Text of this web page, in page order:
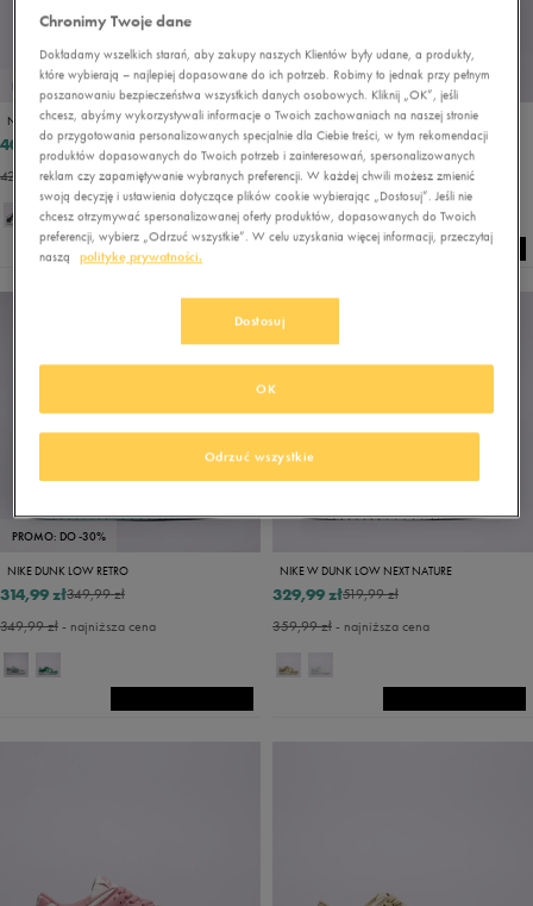
PROMO: DO -30%
NIKE DUNK HIGH RETRO
429,99 zł
408,49 zł
429,99 zł- najniższa cena
NIKE DUNK LOW
419,99 zł
249,99 zł
288,99 zł- najniższa cena
PROMO: DO -30%
NIKE DUNK LOW RETRO
349,99 zł
314,99 zł
349,99 zł- najniższa cena
NIKE W DUNK LOW NEXT NATURE
519,99 zł
329,99 zł
359,99 zł- najniższa cena
Chronimy Twoje dane
Dokładamy wszelkich starań, aby zakupy naszych Klientów były udane, a produkty,
które wybierają – najlepiej dopasowane do ich potrzeb. Robimy to jednak przy pełnym
poszanowaniu bezpieczeństwa wszystkich danych osobowych. Kliknij „OK”, jeśli
chcesz, abyśmy wykorzystywali informacje o Twoich zachowaniach na naszej stronie
do przygotowania personalizowanych specjalnie dla Ciebie treści, w tym rekomendacji
produktów dopasowanych do Twoich potrzeb i zainteresowań, spersonalizowanych
reklam czy zapamiętywanie wybranych preferencji. W każdej chwili możesz zmienić
swoją decyzję i ustawienia dotyczące plików cookie wybierając „Dostosuj”. Jeśli nie
chcesz otrzymywać spersonalizowanej oferty produktów, dopasowanych do Twoich
preferencji, wybierz „Odrzuć wszystkie”. W celu uzyskania więcej informacji, przeczytaj
naszą
politykę prywatności.
Dostosuj
Odrzuć wszystkie
OK